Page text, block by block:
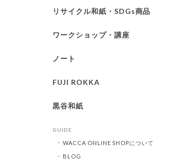
リサイクル和紙・SDGs商品
ワークショップ・講座
ノート
FUJI ROKKA
黒谷和紙
GUIDE
WACCA ONLINE SHOPについて
BLOG